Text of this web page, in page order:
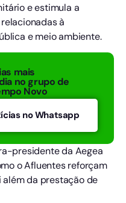
e estimula a
à
e meio ambiente.
mais
no grupo de
Novo
no Whatsapp
presidente da Aegea
o Afluentes reforçam
da prestação de